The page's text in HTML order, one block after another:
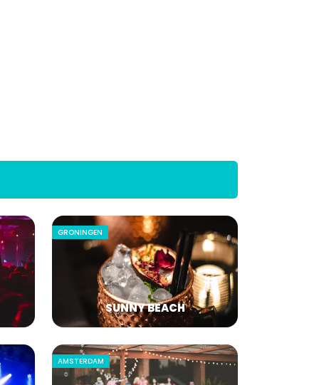
GRONINGEN
SUNNY BEACH
AMSTERDAM